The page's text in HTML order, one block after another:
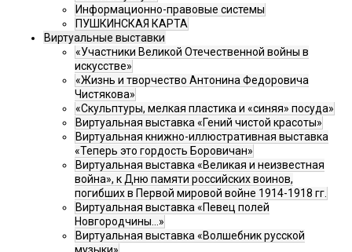
Информационно-правовые системы
ПУШКИНСКАЯ КАРТА
Виртуальные выставки
«Участники Великой Отечественной войны в
искусстве»
«Жизнь и творчество Антонина Федоровича
Чистякова»
«Скульптуры, мелкая пластика и «синяя» посуда»
Виртуальная выставка «Гений чистой красоты»
Виртуальная книжно-иллюстративная выставка
«Теперь это гордость Боровичан»
Виртуальная выставка «Великая и неизвестная
война», к Дню памяти российских воинов,
погибших в Первой мировой войне 1914-1918 гг.
Виртуальная выставка «Певец полей
Новгородчины…»
Виртуальная выставка «Волшебник русской